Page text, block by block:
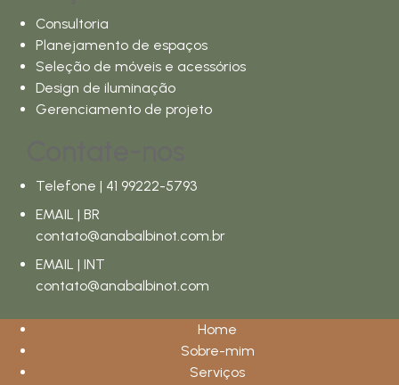
Consultoria
Planejamento de espaços
Seleção de móveis e acessórios
Design de iluminação
Gerenciamento de projeto
Telefone | 41 99222-5793
EMAIL | BR
contato@anabalbinot.com.br
EMAIL | INT
contato@anabalbinot.com
Home
Sobre-mim
Serviços